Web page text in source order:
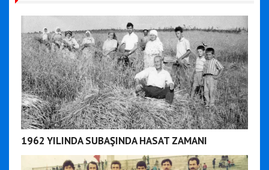
1962 YILINDA SUBAŞINDA HASAT ZAMANI